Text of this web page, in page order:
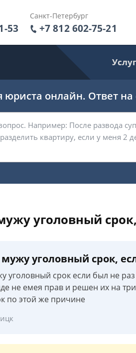
53
Санкт-Петербург
+7 812 602-75-21
юриста онлайн. Ответ
уголовный
уголовный срок,
уголовный срок если был не
не емея прав и решен их на
по этой же причине